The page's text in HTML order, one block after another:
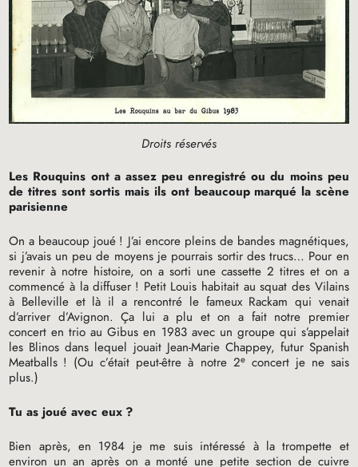
Droits réservés
Les Rouquins ont a assez peu enregistré ou du moins peu
de titres sont sortis mais ils ont beaucoup marqué la scène
parisienne
On a beaucoup joué ! J’ai encore pleins de bandes magnétiques,
si j’avais un peu de moyens je pourrais sortir des trucs… Pour en
revenir à notre histoire, on a sorti une cassette 2 titres et on a
commencé à la diffuser ! Petit Louis habitait au squat des Vilains
à Belleville et là il a rencontré le fameux Rackam qui venait
d’arriver d’Avignon. Ça lui a plu et on a fait notre premier
concert en trio au Gibus en 1983 avec un groupe qui s’appelait
les Blinos dans lequel jouait Jean-Marie Chappey, futur Spanish
Meatballs ! (Ou c’était peut-être à notre 2econcert je ne sais
plus.)
Tu as joué avec eux ?
Bien après, en 1984 je me suis intéressé à la trompette et
environ un an après on a monté une petite section de cuivre